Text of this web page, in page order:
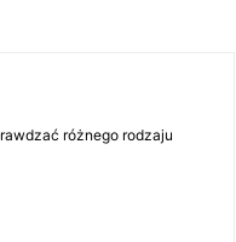
różnego rodzaju